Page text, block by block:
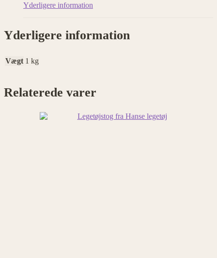
Yderligere information
Yderligere information
Vægt 1 kg
Relaterede varer